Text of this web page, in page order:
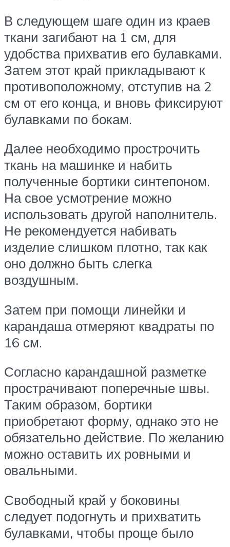
В следующем шаге один из краев
ткани загибают на 1 см, для
удобства прихватив его булавками.
Затем этот край прикладывают к
противоположному, отступив на 2
см от его конца, и вновь фиксируют
булавками по бокам.
Далее необходимо прострочить
ткань на машинке и набить
полученные бортики синтепоном.
На свое усмотрение можно
использовать другой наполнитель.
Не рекомендуется набивать
изделие слишком плотно, так как
оно должно быть слегка
воздушным.
Затем при помощи линейки и
карандаша отмеряют квадраты по
16 см.
Согласно карандашной разметке
прострачивают поперечные швы.
Таким образом, бортики
приобретают форму, однако это не
обязательно действие. По желанию
можно оставить их ровными и
овальными.
Свободный край у боковины
следует подогнуть и прихватить
булавками, чтобы проще было